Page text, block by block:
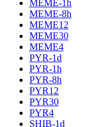
MEME-1h
MEME-8h
MEME12
MEME30
MEME4
PYR-1d
PYR-1h
PYR-8h
PYR12
PYR30
PYR4
SHIB-1d